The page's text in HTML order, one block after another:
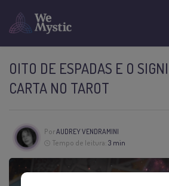
OITO DE ESPADAS E O
CARTA NO TAROT
PorAUDREY VENDRAMINI
Tempo de leitura: 3 min